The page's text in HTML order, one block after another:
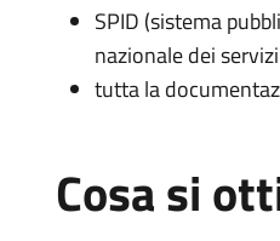
SPID (sistema
nazionale dei servizi
tutta la
Cosa si